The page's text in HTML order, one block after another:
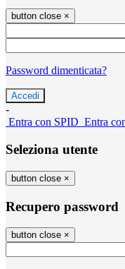
button close ×
Password dimenticata?
-
Entra con SPID Entra
Seleziona utente
button close ×
Recupero password
button close ×